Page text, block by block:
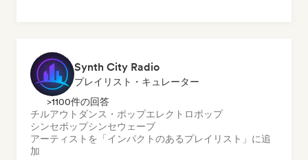
Synth City Radio
プレイリスト・キュレーター
>1100件の回答
チルアウト ダンス・ポップエレクトロポップ
シンセポップシンセウェーブ
アーティストを「インパクトのあるプレイリスト」に追
加